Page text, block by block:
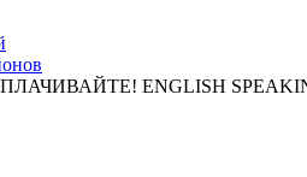
ENGLISH